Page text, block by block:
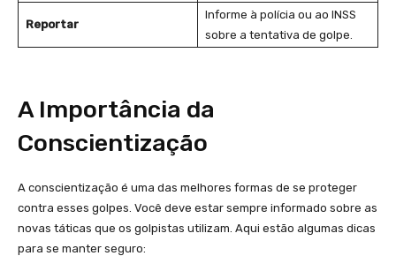
Reportar
Informe à polícia ou ao INSS
sobre a tentativa de golpe.
A Importância da
Conscientização
A conscientização é uma das melhores formas de se proteger
contra esses golpes. Você deve estar sempre informado sobre as
novas táticas que os golpistas utilizam. Aqui estão algumas dicas
para se manter seguro: